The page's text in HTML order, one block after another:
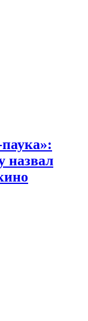
назвал